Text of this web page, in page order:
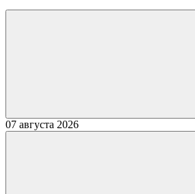
07 августа 2026